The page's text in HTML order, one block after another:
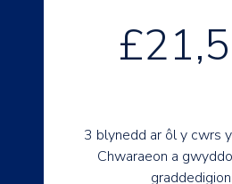
3 blynedd ar ôl y cwrs
Chwaraeon a